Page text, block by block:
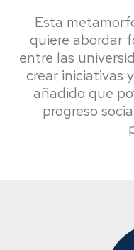
Esta
quiere abordar
entre las
crear iniciativas
añadido que
progreso